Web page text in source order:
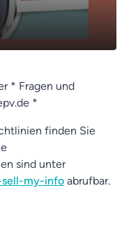
01:18
* Fragen und
*
finden Sie
sind unter
my-info abrufbar.